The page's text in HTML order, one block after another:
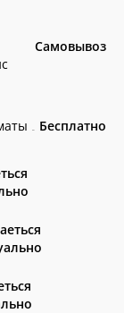
Самовывоз
Бесплатно